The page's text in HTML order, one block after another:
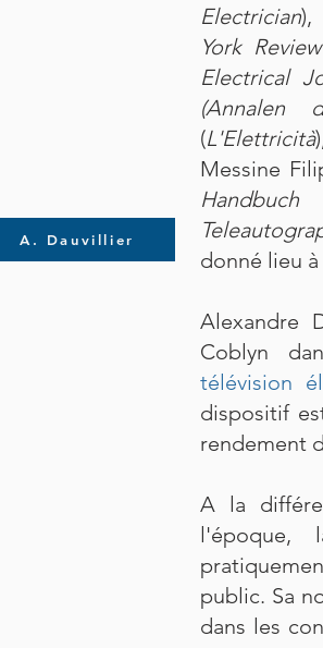
A. Dauvillier
Electrician),
York
Electrical
(Annalen
(L'Elettricità
Messine
donné lieu
Alexandre
Coblyn
télévision
dispositif
rendement
A la
l'époque,
public. Sa
dans les